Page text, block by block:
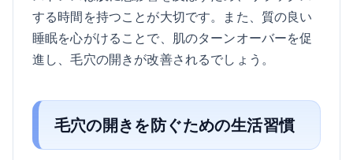
する時間を持つことが大切です。また、質の良い
睡眠を心がけることで、肌のターンオーバーを促
進し、毛穴の開きが改善されるでしょう。
毛穴の開きを防ぐための生活習慣